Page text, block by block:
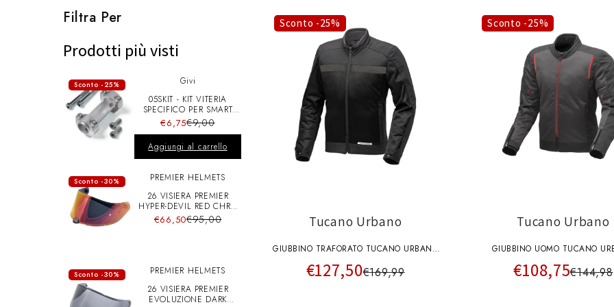
Filtra Per
Prodotti più visti
Sconto -25%
Givi
05SKIT - KIT VITERIA
SPECIFICO PER SMART
BAR S900A
€6,75€9,00
Aggiungi al carrello
Sconto -30%
PREMIER HELMETS
26 VISIERA PREMIER
HYPER-DEVIL RED CHRO
A+pins
€66,50€95,00
Sconto -30%
PREMIER HELMETS
26 VISIERA PREMIER
EVOLUZIONE DARK
Sconto -25%
Tucano Urbano
GIUBBINO TRAFORATO TUCANO URBANO
UOMO URBAN NETWORK NERO–NERO
€127,50€169,99
Sconto -25%
Tucano Urbano
GIUBBINO UOMO TUCANO
NETWORK 3G 8220MF201NGR4
GRIGIO ROSSO
€108,75€144,98